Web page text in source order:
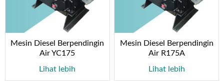
Mesin Diesel Berpendingin
Air YC175
Lihat lebih
Mesin Diesel Berpendingin
Air R175A
Lihat lebih